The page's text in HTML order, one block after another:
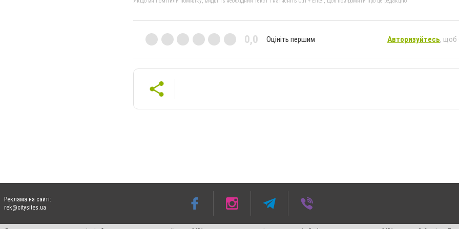
0,0 Оцініть першим Авторизуйтесь, щоб
Реклама на сайті:
rek@citysites.ua